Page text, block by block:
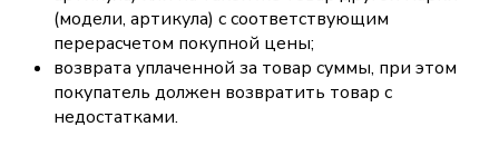
(модели, артикула) с соответствующим
перерасчетом покупной цены;
возврата уплаченной за товар суммы, при этом
покупатель должен возвратить товар с
недостатками.